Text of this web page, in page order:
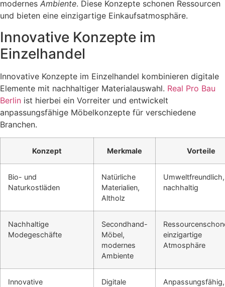
modernes Ambiente. Diese Konzepte schonen Ressourcen
und bieten eine einzigartige Einkaufsatmosphäre.
Innovative Konzepte im
Einzelhandel
Innovative Konzepte im Einzelhandel kombinieren digitale
Elemente mit nachhaltiger Materialauswahl. Real Pro Bau
Berlin ist hierbei ein Vorreiter und entwickelt
anpassungsfähige Möbelkonzepte für verschiedene
Branchen.
Konzept Merkmale Vorteile
Bio- und
Naturkostläden
Natürliche
Materialien,
Altholz
Umweltfreundlich,
nachhaltig
Nachhaltige
Modegeschäfte
Secondhand-
Möbel,
modernes
Ambiente
einzigartige
Atmosphäre
Innovative
Digitale
Anpassungsfähig,